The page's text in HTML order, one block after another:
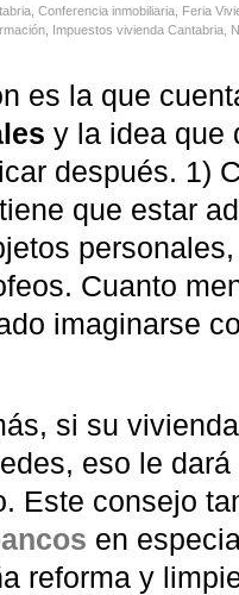
Conferencia inmobiliaria Feria
Impuestos vivienda Cantabria
es la que
y la idea que
después. 1)
que estar
Cuanto
imaginarse
si su
eso le
Este consejo
en
reforma y